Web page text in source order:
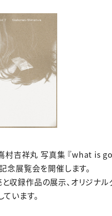
村吉祥丸 写真集 『what is
念展覧会を開催します。
収録作品の展示、オリジナル
います。